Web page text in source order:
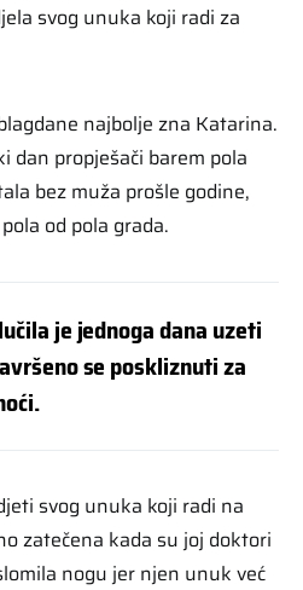
svog unuka koji radi za
najbolje zna Katarina.
dan propješači barem pola
bez muža prošle godine,
od pola grada.
je jednoga dana uzeti
se poskliznuti za
svog unuka koji radi na
zatečena kada su joj doktori
nogu jer njen unuk već